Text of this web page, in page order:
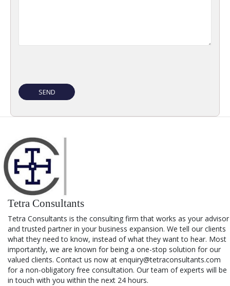
Tetra Consultants
Tetra Consultants is the consulting firm that works as your advisor
and trusted partner in your business expansion. We tell our clients
what they need to know, instead of what they want to hear. Most
importantly, we are known for being a one-stop solution for our
valued clients. Contact us now at enquiry@tetraconsultants.com
for a non-obligatory free consultation. Our team of experts will be
in touch with you within the next 24 hours.